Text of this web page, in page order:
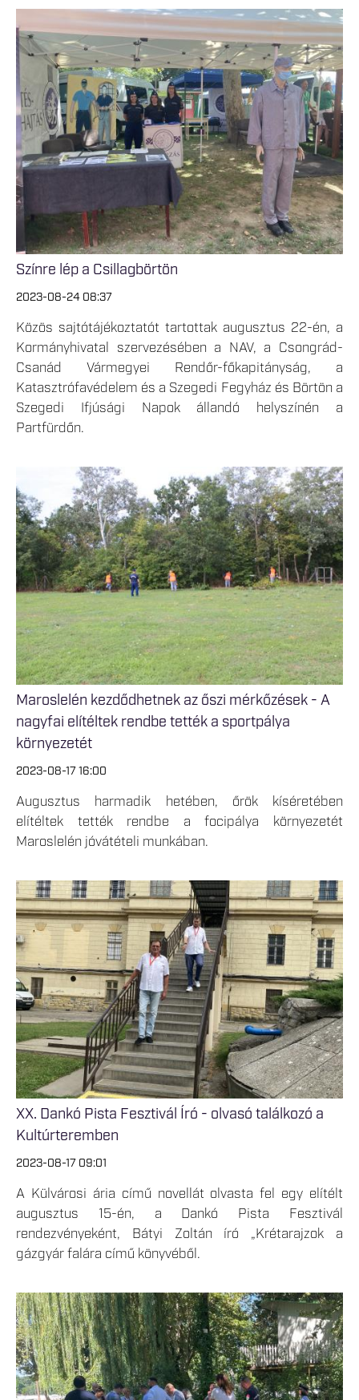
Színre lép a Csillagbörtön
2023-08-24 08:37
Közös sajtótájékoztatót tartottak augusztus 22-én, a
Kormányhivatal szervezésében a NAV, a Csongrád-
Csanád Vármegyei Rendőr-főkapitányság, a
Katasztrófavédelem és a Szegedi Fegyház és Börtön a
Szegedi Ifjúsági Napok állandó helyszínén a
Partfürdőn.
Maroslelén kezdődhetnek az őszi mérkőzések - A
nagyfai elítéltek rendbe tették a sportpálya
környezetét
2023-08-17 16:00
Augusztus harmadik hetében, őrök kíséretében
elítéltek tették rendbe a focipálya környezetét
Maroslelén jóvátételi munkában.
XX. Dankó Pista Fesztivál Író - olvasó találkozó a
Kultúrteremben
2023-08-17 09:01
A Külvárosi ária című novellát olvasta fel egy elítélt
augusztus 15-én, a Dankó Pista Fesztivál
rendezvényeként, Bátyi Zoltán író „Krétarajzok a
gázgyár falára című könyvéből.